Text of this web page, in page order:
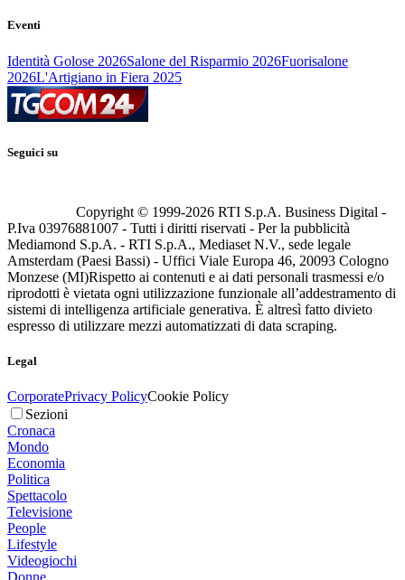
Eventi
Identità Golose 2026Salone del Risparmio 2026Fuorisalone
2026L'Artigiano in Fiera 2025
Seguici su
Copyright © 1999-2026 RTI S.p.A. Business Digital -
P.Iva 03976881007 - Tutti i diritti riservati - Per la pubblicità
Mediamond S.p.A. - RTI S.p.A., Mediaset N.V., sede legale
Amsterdam (Paesi Bassi) - Uffici Viale Europa 46, 20093 Cologno
Monzese (MI)Rispetto ai contenuti e ai dati personali trasmessi e/o
riprodotti è vietata ogni utilizzazione funzionale all’addestramento di
sistemi di intelligenza artificiale generativa. È altresì fatto divieto
espresso di utilizzare mezzi automatizzati di data scraping.
Legal
CorporatePrivacy PolicyCookie Policy
Sezioni
Cronaca
Mondo
Economia
Politica
Spettacolo
Televisione
People
Lifestyle
Videogiochi